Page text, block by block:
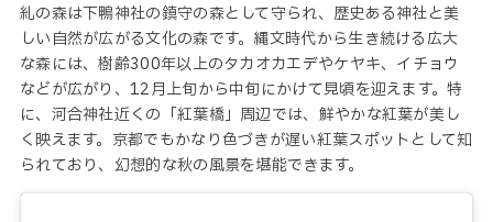
糺の森は下鴨神社の鎮守の森として守られ、歴史ある神社と美
しい自然が広がる文化の森です。縄文時代から生き続ける広大
な森には、樹齢300年以上のタカオカエデやケヤキ、イチョウ
などが広がり、12月上旬から中旬にかけて見頃を迎えます。特
に、河合神社近くの「紅葉橋」周辺では、鮮やかな紅葉が美し
く映えます。京都でもかなり色づきが遅い紅葉スポットとして知
られており、幻想的な秋の風景を堪能できます。